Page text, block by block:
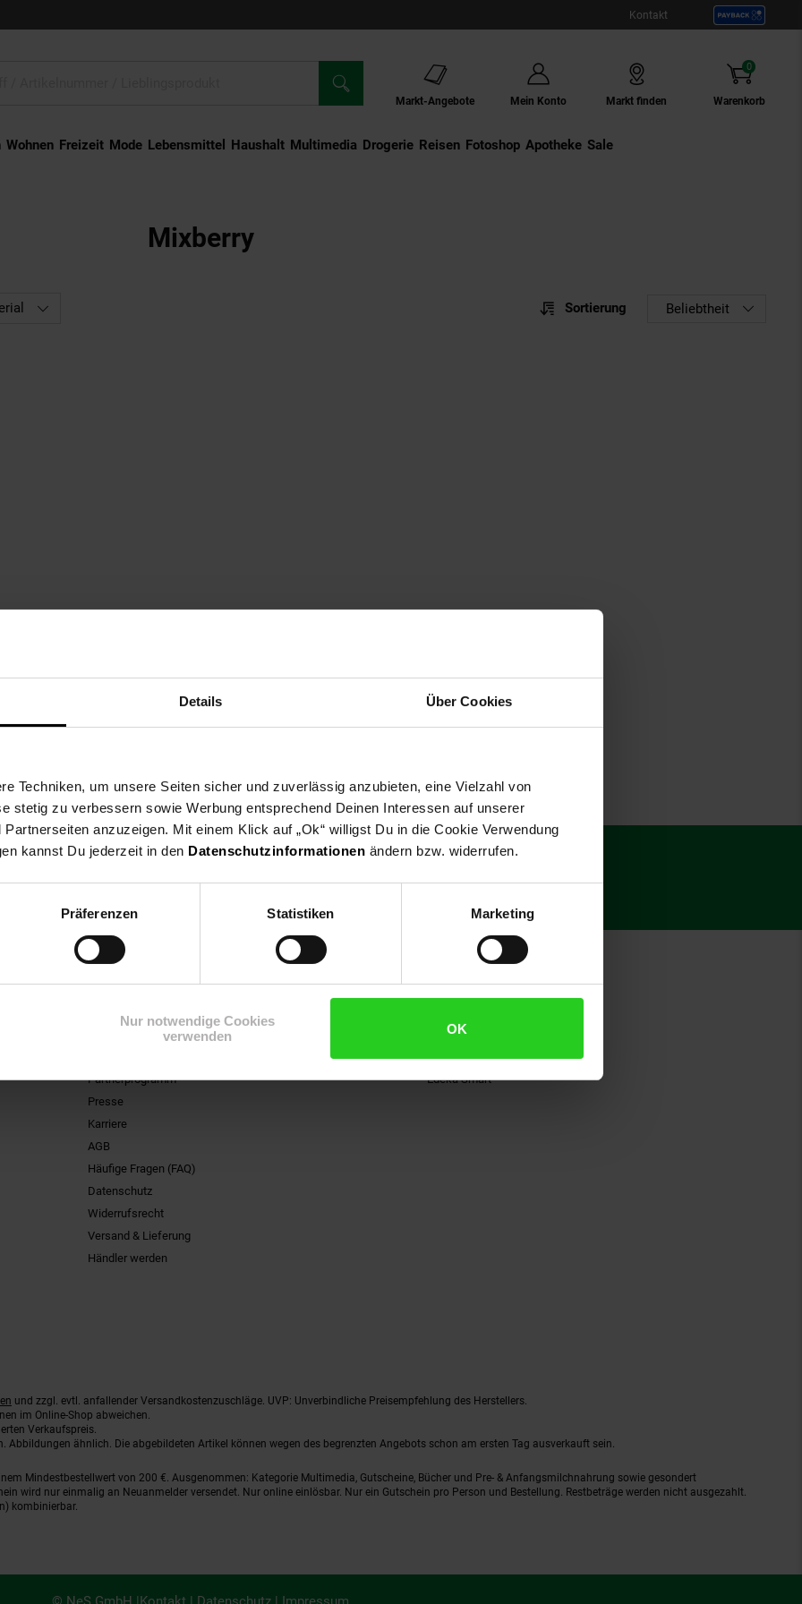
Details Über Cookies
Techniken, um unsere Seiten sicher und zuverlässig anzubieten, eine Vielzahl von
stetig zu verbessern sowie Werbung entsprechend Deinen Interessen auf unserer
anzuzeigen. Mit einem Klick auf „Ok“ willigst Du in die Cookie Verwendung
kannst Du jederzeit in den Datenschutzinformationen ändern bzw. widerrufen.
Präferenzen Statistiken Marketing
Nur notwendige Cookies
verwenden
OK
Kontakt
Markt-Angebote Mein Konto Markt finden Warenkorb
0
Artikel
Wohnen Freizeit Mode Lebensmittel Haushalt Multimedia Drogerie Externer Link:
Reisen Externer Link:
Fotoshop Externer Link:
Apotheke Sale
Mixberry
Sortierung Beliebtheit
Fußnote, Details am Seitenende
Newsletter und
€**-Gutschein!
15€**
Gutschein
Partnerprogramm
Presse
Karriere
AGB
Häufige Fragen (FAQ)
Datenschutz
Widerrufsrecht
Versand & Lieferung
Händler werden
Über Marktkauf
Aktuelle Angebote
Markenwelt
Edeka Smart
und zzgl. evtl. anfallender Versandkostenzuschläge. UVP: Unverbindliche Preisempfehlung des Herstellers.
im Online-Shop abweichen.
Verkaufspreis.
ähnlich. Die abgebildeten Artikel können wegen des begrenzten Angebots schon am ersten Tag ausverkauft sein.
Mindestbestellwert von 200 €. Ausgenommen: Kategorie Multimedia, Gutscheine, Bücher und Pre- & Anfangsmilchnahrung sowie gesondert
wird nur einmalig an Neuanmelder versendet. Nur online einlösbar. Nur ein Gutschein pro Person und Bestellung. Restbeträge werden nicht ausgezahlt.
kombinierbar.